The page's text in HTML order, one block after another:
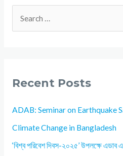
Recent Posts
ADAB: Seminar on Earthquake
Climate Change in Bangladesh
‘বিশ্ব পরিবেশ দিবস-২০২৫’ উপলক্ষে এডাব